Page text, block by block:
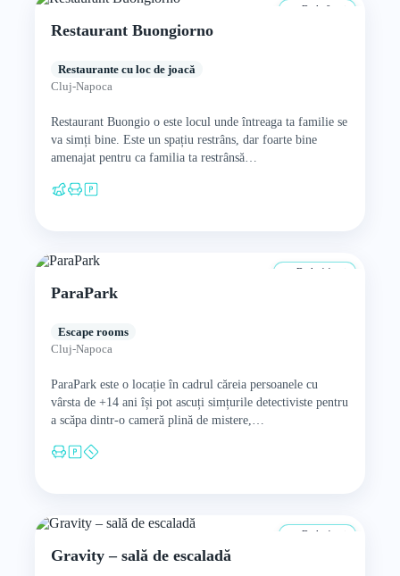
De la 0 ani
Restaurant Buongiorno
Restaurante cu loc de joacă
Cluj-Napoca
Restaurant Buongio o este locul unde întreaga ta familie se
va simți bine. Este un spațiu restrâns, dar foarte bine
amenajat pentru ca familia ta restrânsă…
De la 14 ani
ParaPark
Escape rooms
Cluj-Napoca
ParaPark este o locație în cadrul căreia persoanele cu
vârsta de +14 ani își pot ascuți simțurile detectiviste pentru
a scăpa dintr-o cameră plină de mistere,…
De la 4 ani
Gravity – sală de escaladă